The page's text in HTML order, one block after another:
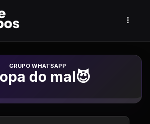
de Whatsapp
do mal😈